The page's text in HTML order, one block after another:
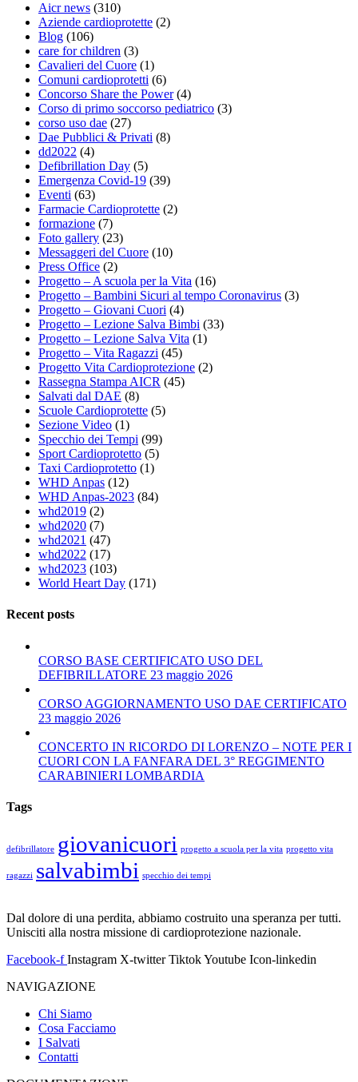
Aicr news (310)
Aziende cardioprotette (2)
Blog (106)
care for children (3)
Cavalieri del Cuore (1)
Comuni cardioprotetti (6)
Concorso Share the Power(4)
Corso di primo soccorso pediatrico (3)
corso uso dae (27)
Dae Pubblici & Privati (8)
dd2022 (4)
Defibrillation Day (5)
Emergenza Covid-19 (39)
Eventi (63)
Farmacie Cardioprotette (2)
formazione (7)
Foto gallery (23)
Messaggeri del Cuore (10)
Press Office (2)
Progetto – A scuola per la Vita (16)
Progetto – Bambini Sicuri al tempo Coronavirus (3)
Progetto – Giovani Cuori (4)
Progetto – Lezione Salva Bimbi (33)
Progetto – Lezione Salva Vita (1)
Progetto – Vita Ragazzi (45)
Progetto Vita Cardioprotezione (2)
Rassegna Stampa AICR (45)
Salvati dal DAE (8)
Scuole Cardioprotette (5)
Sezione Video (1)
Specchio dei Tempi (99)
Sport Cardioprotetto (5)
Taxi Cardioprotetto (1)
WHD Anpas (12)
WHD Anpas-2023 (84)
whd2019 (2)
whd2020 (7)
whd2021 (47)
whd2022 (17)
whd2023 (103)
World Heart Day (171)
Recent posts
CORSO BASE CERTIFICATO USO DEL
DEFIBRILLATORE 23 maggio 2026
CORSO AGGIORNAMENTO USO DAE CERTIFICATO
23 maggio 2026
CONCERTO IN RICORDO DI LORENZO – NOTE PER I
CUORI CON LA FANFARA DEL 3° REGGIMENTO
CARABINIERI LOMBARDIA
Tags
defibrillatore giovanicuori progetto a scuola per la vita progetto vita
ragazzi salvabimbi specchio dei tempi
Dal dolore di una perdita, abbiamo costruito una speranza per tutti.
Unisciti alla nostra missione di cardioprotezione nazionale.
Facebook-f Instagram X-twitter TiktokYoutube Icon-linkedin
NAVIGAZIONE
Chi Siamo
Cosa Facciamo
I Salvati
Contatti